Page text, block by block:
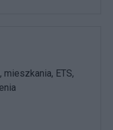
mieszkania, ETS,